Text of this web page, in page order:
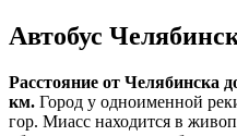
Автобус
Расстояние от Челябинска
км. Город у одноименной
гор. Миасс находится в